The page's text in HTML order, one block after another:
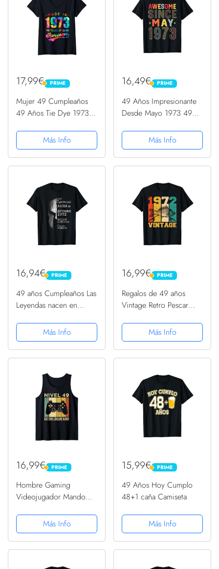
17,99€ PRIME
PRIME
Mujer 49 Cumpleaños
49 Años Tie Dye 1973
Cuello VMás Info
16,49€ PRIME
PRIME
49 Años Impresionante
Desde Mayo 1973 49
Más Info
16,94€ PRIME
PRIME
49 años Cumpleaños Las
Leyendas nacen en
CamisetaMás Info
16,99€ PRIME
PRIME
Regalos de 49 años
Vintage Retro Pescar
CamisetaMás Info
16,99€ PRIME
PRIME
Hombre Gaming
Videojugador Mando
Aniversario Gaming
Camiseta sin Mangas
Más Info
15,99€ PRIME
PRIME
49 Años Hoy Cumplo
48+1 caña Camiseta
Más Info